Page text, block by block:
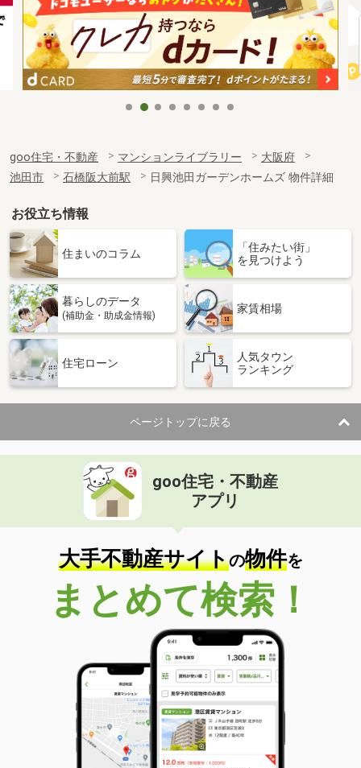
goo住宅・不動産 マンションライブラリー
大阪府
池田市
石橋阪大前駅 日興池田ガーデンホームズ 物件詳細
お役立ち情報
住まいのコラム
「住みたい街」
を見つけよう
暮らしのデータ
(補助金・助成金情報)
家賃相場
住宅ローン
人気タウン
ランキング
ページトップに戻る
goo住宅・不動産
アプリ
大手不動産サイトの物件を
まとめて検索！